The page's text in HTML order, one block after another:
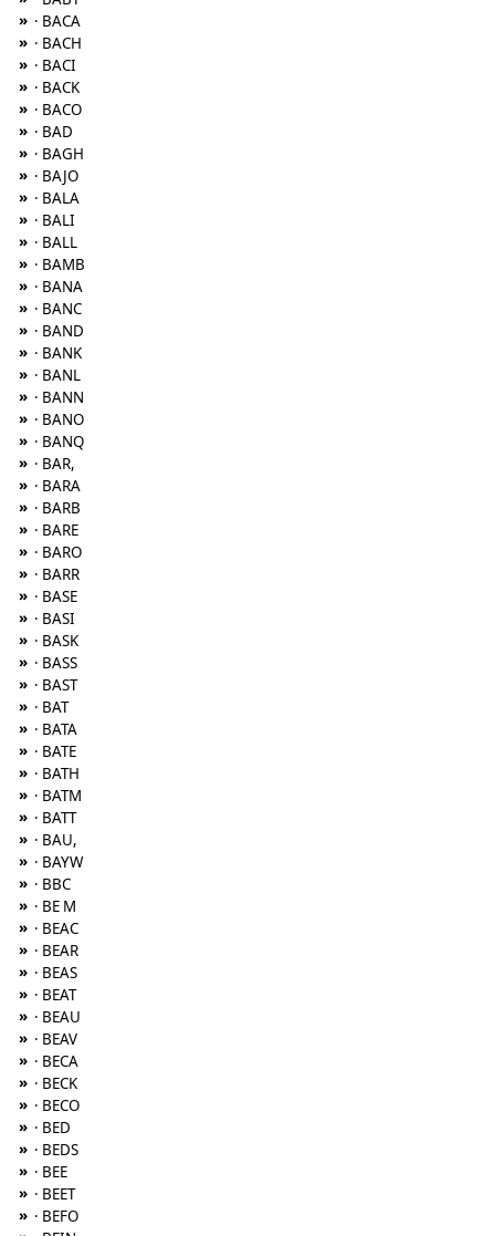
» · BACA
» · BACH
» · BACI
» · BACK
» · BACO
» · BAD
» · BAGH
» · BAJO
» · BALA
» · BALI
» · BALL
» · BAMB
» · BANA
» · BANC
» · BAND
» · BANK
» · BANL
» · BANN
» · BANO
» · BANQ
» · BAR,
» · BARA
» · BARB
» · BARE
» · BARO
» · BARR
» · BASE
» · BASI
» · BASK
» · BASS
» · BAST
» · BAT
» · BATA
» · BATE
» · BATH
» · BATM
» · BATT
» · BAU,
» · BAYW
» · BBC
» · BE M
» · BEAC
» · BEAR
» · BEAS
» · BEAT
» · BEAU
» · BEAV
» · BECA
» · BECK
» · BECO
» · BED
» · BEDS
» · BEE
» · BEET
» · BEFO